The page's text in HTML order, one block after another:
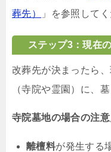
葬先）
」を参照してく
ステップ3：現在
改葬先が決まったら
（寺院や霊園）に、
寺院墓地の場合の注意
離檀料が発生する